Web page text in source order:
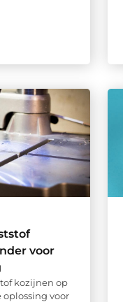
voor
kozijnen op
oplossing voor